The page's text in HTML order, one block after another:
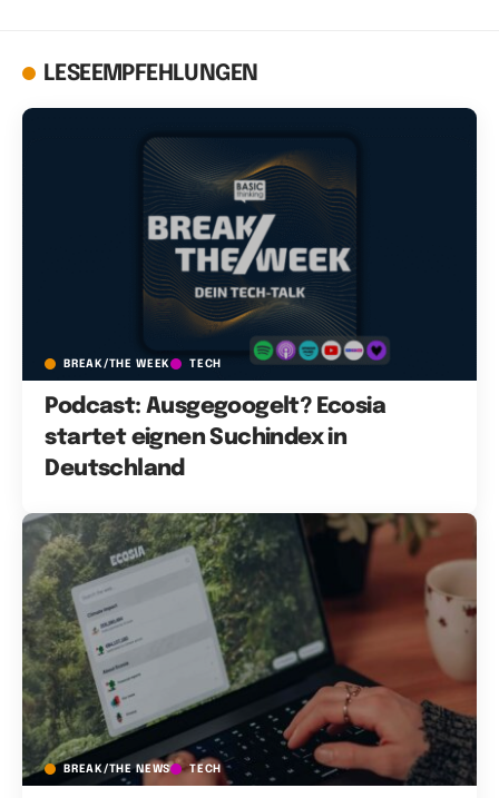
LESEEMPFEHLUNGEN
BREAK/THE WEEK TECH
Podcast: Ausgegoogelt? Ecosia
startet eignen Suchindex in
Deutschland
BREAK/THE NEWS TECH